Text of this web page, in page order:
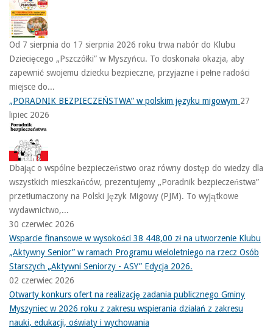
Od 7 sierpnia do 17 sierpnia 2026 roku trwa nabór do Klubu
Dziecięcego „Pszczółki” w Myszyńcu. To doskonała okazja, aby
zapewnić swojemu dziecku bezpieczne, przyjazne i pełne radości
miejsce do...
„PORADNIK BEZPIECZEŃSTWA” w polskim języku migowym 27
lipiec 2026
Dbając o wspólne bezpieczeństwo oraz równy dostęp do wiedzy dla
wszystkich mieszkańców, prezentujemy „Poradnik bezpieczeństwa”
przetłumaczony na Polski Język Migowy (PJM). To wyjątkowe
wydawnictwo,...
30 czerwiec 2026
Wsparcie finansowe w wysokości 38 448,00 zł na utworzenie Klubu
„Aktywny Senior” w ramach Programu wieloletniego na rzecz Osób
Starszych „Aktywni Seniorzy - ASY” Edycja 2026.
02 czerwiec 2026
Otwarty konkurs ofert na realizację zadania publicznego Gminy
Myszyniec w 2026 roku z zakresu wspierania działań z zakresu
nauki, edukacji, oświaty i wychowania